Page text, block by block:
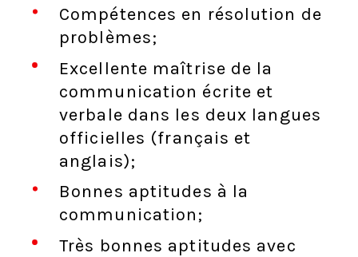
Compétences en résolution de
problèmes;
Excellente maîtrise de la
communication écrite et
verbale dans les deux langues
officielles (français et
anglais);
Bonnes aptitudes à la
communication;
Très bonnes aptitudes avec